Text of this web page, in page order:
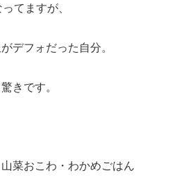
てますが、
デフォだった自分。
きです。
菜おこわ・わかめごはん